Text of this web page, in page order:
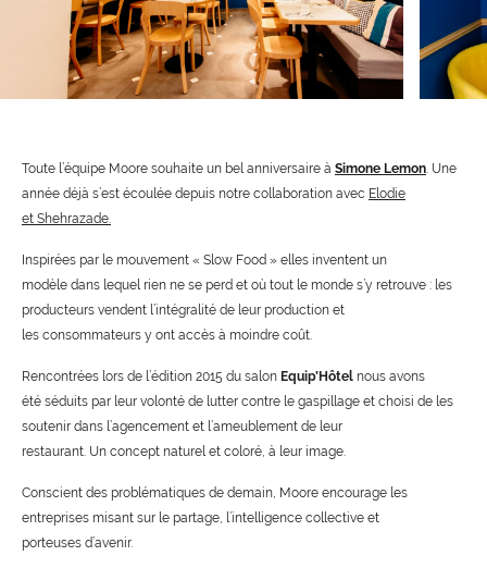
Toute l’équipe Moore souhaite un bel anniversaire à Simone Lemon . Une
année déjà s’est écoulée depuis notre collaboration avec Elodie
et Shehrazade.
Inspirées par le mouvement « Slow Food » elles inventent un
modèle dans lequel rien ne se perd et où tout le monde s’y retrouve : les
producteurs vendent l’intégralité de leur production et
les consommateurs y ont accès à moindre coût.
Rencontrées lors de l’édition 2015 du salon Equip’Hôtel nous avons
été séduits par leur volonté de lutter contre le gaspillage et choisi de les
soutenir dans l’agencement et l’ameublement de leur
restaurant. Un concept naturel et coloré, à leur image.
Conscient des problématiques de demain, Moore encourage les
entreprises misant sur le partage, l’intelligence collective et
porteuses d’avenir.